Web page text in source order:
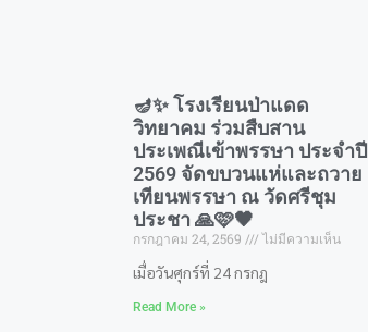
🪔✨ โรงเรียนป่าแดด
วิทยาคม ร่วมสืบสาน
ประเพณีเข้าพรรษา ประจำปี
2569 จัดขบวนแห่และถวาย
เทียนพรรษา ณ วัดศรีชุม
ประชา 🙏🩷🖤
กรกฎาคม 24, 2569 ไม่มีความเห็น
​เมื่อวันศุกร์ที่ 24 กรกฎ
Read More »